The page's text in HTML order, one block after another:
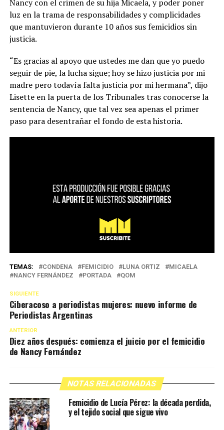
Nancy con el crimen de su hija Micaela, y poder poner
luz en la trama de responsabilidades y complicidades
que mantuvieron durante 10 años sus femicidios sin
justicia.
“Es gracias al apoyo que ustedes me dan que yo puedo
seguir de pie, la lucha sigue; hoy se hizo justicia por mi
madre pero todavía falta justicia por mi hermana”, dijo
Lisette en la puerta de los Tribunales tras conocerse la
sentencia de Nancy, que tal vez sea apenas el primer
paso para desentrañar el fondo de esta historia.
TEMAS: CONDENA FEMICIDIO LUNA ORTIZ
MICAELA
NANCY FERNÁNDEZ
PORTADA QOM
SIGUIENTE
Ciberacoso a periodistas mujeres: nuevo informe de
Periodistas Argentinas
ANTERIOR
Diez años después: comienza el juicio por el femicidio
de Nancy Fernández
NOTAS RELACIONADAS
Femicidio de Lucía Pérez: la década perdida,
y el tejido social que sigue vivo